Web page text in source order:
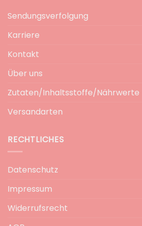
Sendungsverfolgung
Karriere
Kontakt
Über uns
Zutaten/Inhaltsstoffe/Nährwerte
Versandarten
RECHTLICHES
Datenschutz
Impressum
Widerrufsrecht